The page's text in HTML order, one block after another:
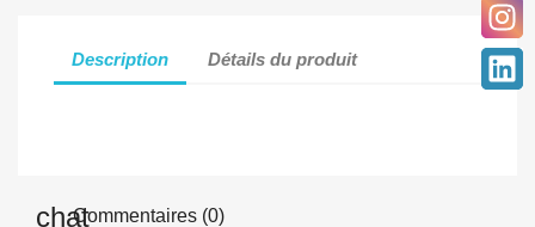
Description Détails du produit
Commentaires (0)